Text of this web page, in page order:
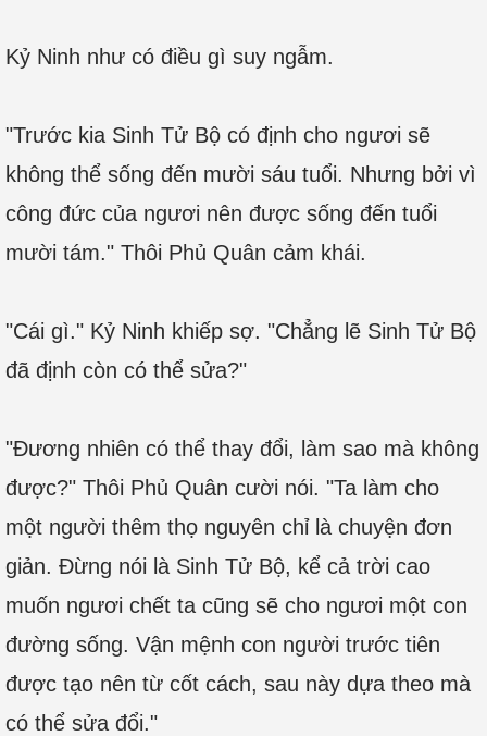
Kỷ Ninh như có điều gì suy ngẫm.
"Trước kia Sinh Tử Bộ có định cho ngươi sẽ
không thể sống đến mười sáu tuổi. Nhưng bởi vì
công đức của ngươi nên được sống đến tuổi
mười tám." Thôi Phủ Quân cảm khái.
"Cái gì." Kỷ Ninh khiếp sợ. "Chẳng lẽ Sinh Tử Bộ
đã định còn có thể sửa?"
"Đương nhiên có thể thay đổi, làm sao mà không
được?" Thôi Phủ Quân cười nói. "Ta làm cho
một người thêm thọ nguyên chỉ là chuyện đơn
giản. Đừng nói là Sinh Tử Bộ, kể cả trời cao
muốn ngươi chết ta cũng sẽ cho ngươi một con
đường sống. Vận mệnh con người trước tiên
được tạo nên từ cốt cách, sau này dựa theo mà
có thể sửa đổi."